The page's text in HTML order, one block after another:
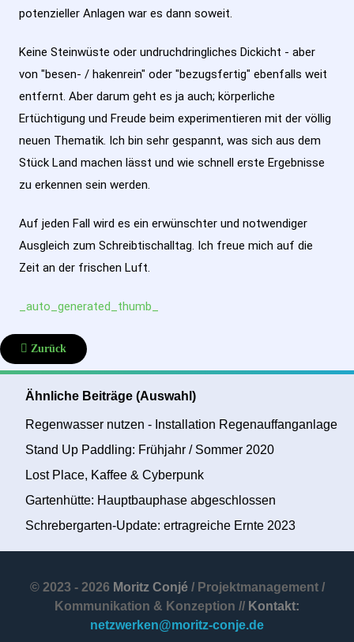
potenzieller Anlagen war es dann soweit.
Keine Steinwüste oder undruchdringliches Dickicht - aber
von "besen- / hakenrein" oder "bezugsfertig" ebenfalls weit
entfernt. Aber darum geht es ja auch; körperliche
Ertüchtigung und Freude beim experimentieren mit der völlig
neuen Thematik. Ich bin sehr gespannt, was sich aus dem
Stück Land machen lässt und wie schnell erste Ergebnisse
zu erkennen sein werden.
Auf jeden Fall wird es ein erwünschter und notwendiger
Ausgleich zum Schreibtischalltag. Ich freue mich auf die
Zeit an der frischen Luft.
_auto_generated_thumb_
Vorheriger Beitrag: Stand Up Paddling: Frühjahr / Sommer 2020
Zurück
Ähnliche Beiträge (Auswahl)
Regenwasser nutzen - Installation Regenauffanganlage
Stand Up Paddling: Frühjahr / Sommer 2020
Lost Place, Kaffee & Cyberpunk
Gartenhütte: Hauptbauphase abgeschlossen
Schrebergarten-Update: ertragreiche Ernte 2023
© 2023 - 2026 Moritz Conjé/ Projektmanagement /
Kommunikation & Konzeption // Kontakt:
netzwerken@moritz-conje.de